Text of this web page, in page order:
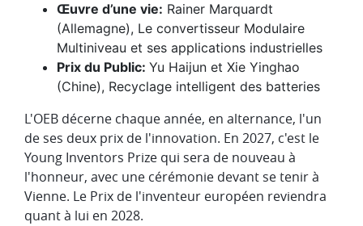
Œuvre d’une vie: Rainer Marquardt
(Allemagne), Le convertisseur Modulaire
Multiniveau et ses applications industrielles
Prix du Public: Yu Haijun et Xie Yinghao​
(Chine), Recyclage intelligent des batteries
L'OEB décerne chaque année, en alternance, l'un
de ses deux prix de l'innovation. En 2027, c'est le
Young Inventors Prize qui sera de nouveau à
l'honneur, avec une cérémonie devant se tenir à
Vienne. Le Prix de l'inventeur européen reviendra
quant à lui en 2028.